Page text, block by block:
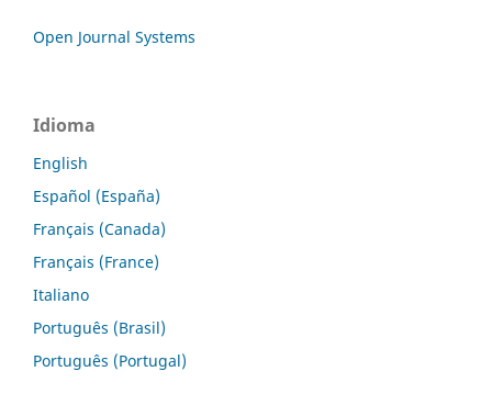
Open Journal Systems
Idioma
English
Español (España)
Français (Canada)
Français (France)
Italiano
Português (Brasil)
Português (Portugal)